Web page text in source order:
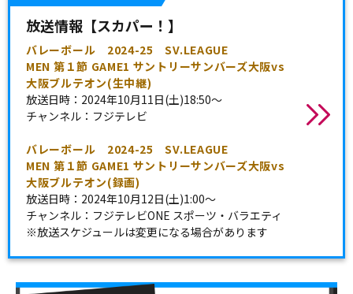
放送情報【スカパー！】
バレーボール 2024-25 SV.LEAGUE
MEN 第１節 GAME1 サントリーサンバーズ大阪vs
大阪ブルテオン(生中継)
放送日時：2024年10月11日(土)18:50～
チャンネル：フジテレビ
バレーボール 2024-25 SV.LEAGUE
MEN 第１節 GAME1 サントリーサンバーズ大阪vs
大阪ブルテオン(録画)
放送日時：2024年10月12日(土)1:00～
チャンネル：フジテレビONE スポーツ・バラエティ
※放送スケジュールは変更になる場合があります